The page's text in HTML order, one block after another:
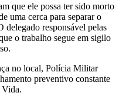
que ele possa ter sido morto
uma cerca para separar o
delegado responsável pelas
o trabalho segue em sigilo
no local, Polícia Militar
preventivo constante